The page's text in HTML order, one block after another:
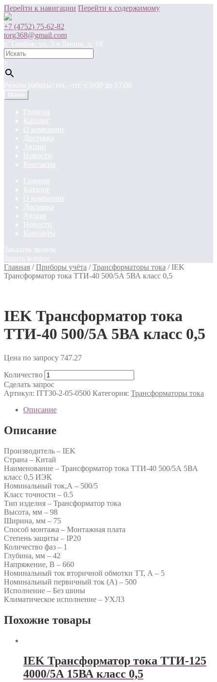
Перейти к навигации Перейти к содержимому
+7 (4752) 75-62-82
torg368@gmail.com
г. Тамбов, ул. 3-я Линия, д. 18
×
Режим работы: пн. - пт. c 9:00 до 17:00
Меню
Главная
Каталог
О компании
Доставка
Акции
Новости
Контакты
Главная
Каталог
О компании
Доставка
Акции
Новости
Контакты
Заказать звонок
Задать вопрос
Главная /Приборы учёта /Трансформаторы тока /IEK
Трансформатор тока ТТИ-40 500/5А 5ВА класс 0,5
IEK Трансформатор тока
ТТИ-40 500/5А 5ВА класс 0,5
Цена по запросу 747.27
Количество
Сделать запрос
Артикул: ITT30-2-05-0500 Категория: Трансформаторы тока
Описание
Описание
Производитель – IEK
Страна – Китай
Наименование – Трансформатор тока ТТИ-40 500/5А 5ВА
класс 0,5 ИЭК
Номинальный ток,А – 500/5
Класс точности – 0.5
Тип изделия – Трансформатор тока
Высота, мм – 98
Ширина, мм – 75
Способ монтажа – Монтажная плата
Степень защиты – IP20
Количество фаз – 1
Глубина, мм – 42
Напряжение, В – 660
Номинальный ток вторичной обмотки ТТ, А – 5
Номинальный первичный ток (А) – 500
Исполнение – Без шины
Климатическое исполнение – УХЛ3
Похожие товары
IEK Трансформатор тока ТТИ-125
4000/5А 15ВА класс 0,5